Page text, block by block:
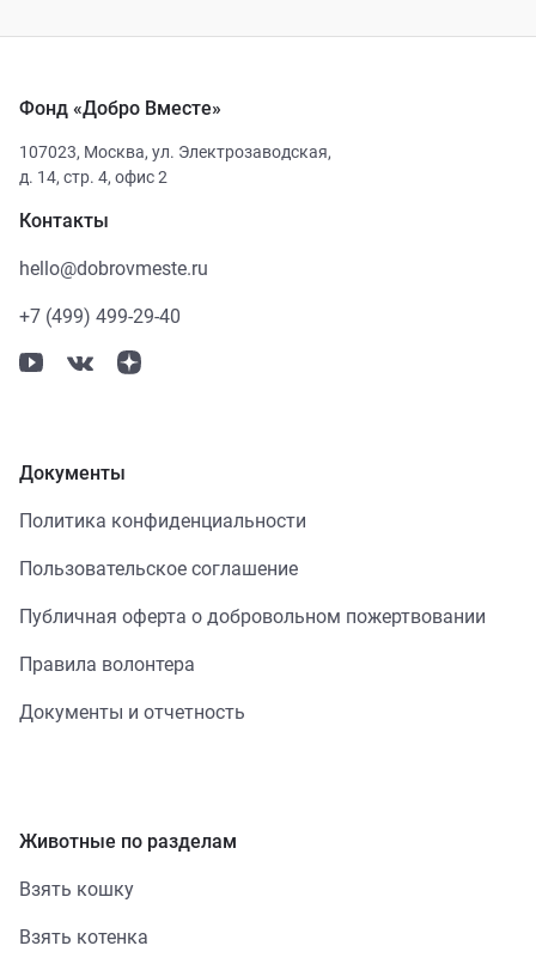
Фонд «Добро Вместе»
107023, Москва, ул. Электрозаводская,
д. 14, стр. 4, офис 2
Контакты
hello@dobrovmeste.ru
+7 (499) 499-29-40
Документы
Политика конфиденциальности
Пользовательское соглашение
Публичная оферта о добровольном пожертвовании
Правила волонтера
Документы и отчетность
Животные по разделам
Взять кошку
Взять котенка